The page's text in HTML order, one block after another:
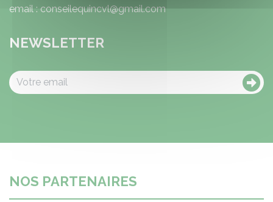
email : conseilequincvl@gmail.com
NEWSLETTER
NOS PARTENAIRES